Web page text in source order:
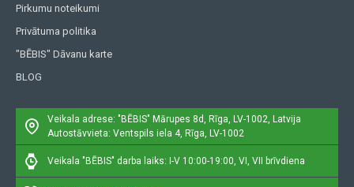
Pirkumu noteikumi
Privātuma politika
"BĒBIS" Dāvanu karte
BLOG
Veikala adrese: "BĒBIS" Mārupes 8d, Rīga, LV-1002, Latvija
Autostāvvieta: Ventspils iela 4, Rīga, LV-1002
Veikala "BĒBIS" darba laiks: I-V 10:00-19:00, VI, VII brīvdiena